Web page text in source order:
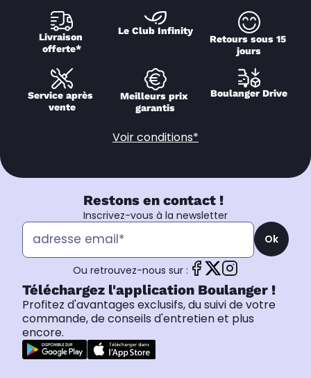
Livraison
offerte*
Le Club Infinity
Retours sous 15
jours
Service après
vente
Meilleurs prix
garantis
Boulanger Drive
Voir conditions*
Restons en contact !
Inscrivez-vous à la newsletter
Ok
Ou retrouvez-nous sur :
Téléchargez l'application Boulanger !
Profitez d'avantages exclusifs, du suivi de votre
commande, de conseils d'entretien et plus
encore.